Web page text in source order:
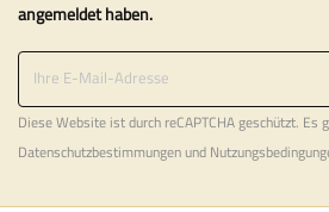
angemeldet haben.
Diese Website ist durch reCAPTCHA geschützt. Es
Datenschutzbestimmungen und